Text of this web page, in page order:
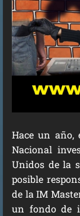
Hace un año,
Nacional
Unidos de la
posible
de la IM
un fondo de